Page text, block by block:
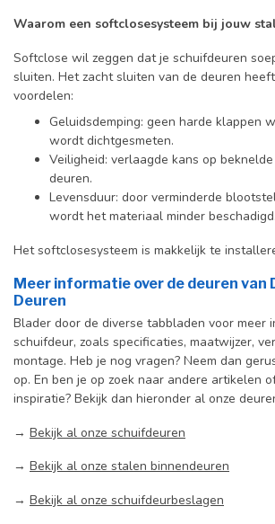
Waarom een softclosesysteem bij jouw
Softclose wil zeggen dat je schuifdeuren
sluiten. Het zacht sluiten van de deuren
voordelen:
Geluidsdemping: geen harde klappen
wordt dichtgesmeten.
Veiligheid: verlaagde kans op
deuren.
Levensduur: door verminderde
wordt het materiaal minder beschadigd.
Het softclosesysteem is makkelijk te
Meer informatie over de deuren van
Deuren
Blader door de diverse tabbladen voor meer
schuifdeur, zoals specificaties, maatwijzer,
montage. Heb je nog vragen? Neem dan
op. En ben je op zoek naar andere artikelen
inspiratie? Bekijk dan hieronder al onze
→ Bekijk al onze schuifdeuren
→ Bekijk al onze stalen binnendeuren
→ Bekijk al onze schuifdeurbeslagen